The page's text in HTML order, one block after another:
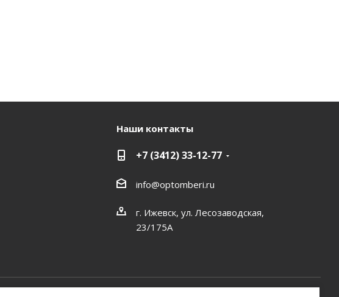
Наши контакты
+7 (3412) 33-12-77
info@optomberi.ru
г. Ижевск, ул. Лесозаводская,
23/175А